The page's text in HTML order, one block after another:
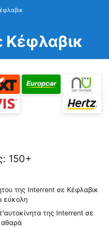
Κέφλαβικ
: 150+
της Interrent σε Κέφλαβικ
εύκολη
της Interrent σε